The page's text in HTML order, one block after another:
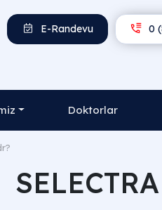
0
E-Randevu
Doktorlar